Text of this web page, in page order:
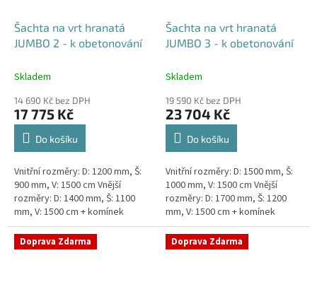
Šachta na vrt hranatá
JUMBO 2 - k obetonování
Skladem
14 690 Kč bez DPH
17 775 Kč
Do košíku
Vnitřní rozměry: D: 1200 mm, Š:
900 mm, V: 1500 cm Vnější
rozměry: D: 1400 mm, Š: 1100
mm, V: 1500 cm + komínek
Šachta na vrt k obetonování -
vhodná pod parkovací...
Šachta na vrt hranatá
JUMBO 3 - k obetonování
Skladem
19 590 Kč bez DPH
23 704 Kč
Do košíku
Vnitřní rozměry: D: 1500 mm, Š:
1000 mm, V: 1500 cm Vnější
rozměry: D: 1700 mm, Š: 1200
mm, V: 1500 cm + komínek
Šachta na vrt k obetonování -
vhodná pod parkovací...
Doprava Zdarma Doprava Zdarma